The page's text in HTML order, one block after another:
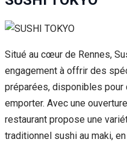
Situé au cœur de Rennes,
engagement à offrir des
préparées, disponibles pour
emporter. Avec une
restaurant propose une
traditionnel sushi au maki,